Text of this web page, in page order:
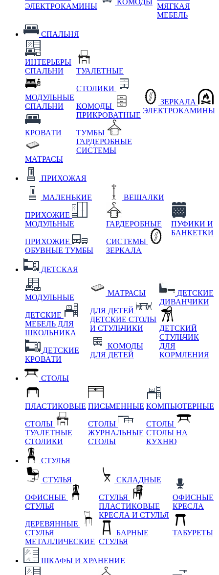
ЭЛЕКТРОКАМИНЫ
КОМОДЫ
МЯГКАЯ
МЕБЕЛЬ
СПАЛЬНЯ
ИНТЕРЬЕРЫ
СПАЛЬНИ
МОДУЛЬНЫЕ
СПАЛЬНИ
КРОВАТИ
МАТРАСЫ
ТУАЛЕТНЫЕ
СТОЛИКИ
КОМОДЫ
ПРИКРОВАТНЫЕ
ТУМБЫ
ГАРДЕРОБНЫЕ
СИСТЕМЫ
ЗЕРКАЛА
ЭЛЕКТРОКАМИНЫ
ПРИХОЖАЯ
МАЛЕНЬКИЕ
ПРИХОЖИЕ
МОДУЛЬНЫЕ
ПРИХОЖИЕ
ОБУВНЫЕ ТУМБЫ
ВЕШАЛКИ
ГАРДЕРОБНЫЕ
СИСТЕМЫ
ЗЕРКАЛА
ПУФИКИ И
БАНКЕТКИ
ДЕТСКАЯ
МОДУЛЬНЫЕ
ДЕТСКИЕ
МЕБЕЛЬ ДЛЯ
ШКОЛЬНИКА
ДЕТСКИЕ
КРОВАТИ
МАТРАСЫ
ДЛЯ ДЕТЕЙ
ДЕТСКИЕ СТОЛЫ
И СТУЛЬЧИКИ
КОМОДЫ
ДЛЯ ДЕТЕЙ
ДЕТСКИЕ
ДИВАНЧИКИ
ДЕТСКИЙ
СТУЛЬЧИК
ДЛЯ
КОРМЛЕНИЯ
СТОЛЫ
ПЛАСТИКОВЫЕ
СТОЛЫ
ТУАЛЕТНЫЕ
СТОЛИКИ
ПИСЬМЕННЫЕ
СТОЛЫ
ЖУРНАЛЬНЫЕ
СТОЛЫ
КОМПЬЮТЕРНЫЕ
СТОЛЫ
СТОЛЫ НА
КУХНЮ
СТУЛЬЯ
СТУЛЬЯ
ОФИСНЫЕ
СТУЛЬЯ
ДЕРЕВЯННЫЕ
СТУЛЬЯ
МЕТАЛЛИЧЕСКИЕ
СКЛАДНЫЕ
СТУЛЬЯ
ПЛАСТИКОВЫЕ
КРЕСЛА И СТУЛЬЯ
БАРНЫЕ
СТУЛЬЯ
ОФИСНЫЕ
КРЕСЛА
ТАБУРЕТЫ
ШКАФЫ И ХРАНЕНИЕ